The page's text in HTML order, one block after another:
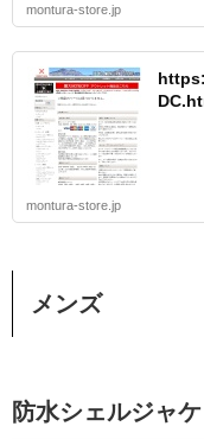
montura-store.jp
montura-store.jp
メンズ
防水シェルジャケ